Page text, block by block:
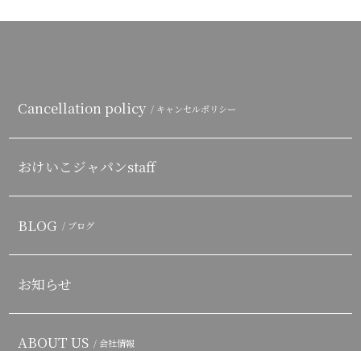
Cancellation policy / キャンセルポリシー
おけいこジャパンstaff
BLOG / ブログ
お知らせ
ABOUT US / 会社情報